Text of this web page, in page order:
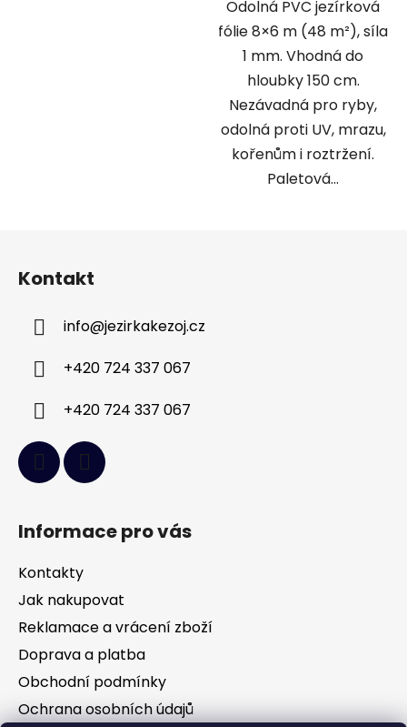
Odolná PVC jezírková
fólie 8×6 m (48 m²), síla
1 mm. Vhodná do
hloubky 150 cm.
Nezávadná pro ryby,
odolná proti UV, mrazu,
kořenům i roztržení.
Paletová...
Kontakt
info@jezirkakezoj.cz
+420 724 337 067
+420 724 337 067
Informace pro vás
Kontakty
Jak nakupovat
Reklamace a vrácení zboží
Doprava a platba
Obchodní podmínky
Ochrana osobních údajů